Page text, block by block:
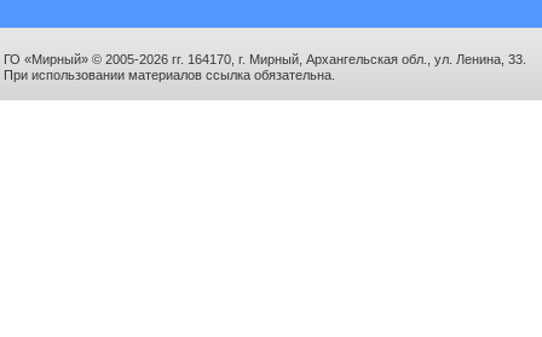
ГО «Мирный» © 2005-2026 гг. 164170, г. Мирный, Архангельская обл., ул. Ленина, 33.
При использовании материалов ссылка обязательна.